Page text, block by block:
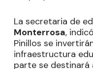
La secretaria de
Monterrosa,
Pinillos se
infraestructura
parte se